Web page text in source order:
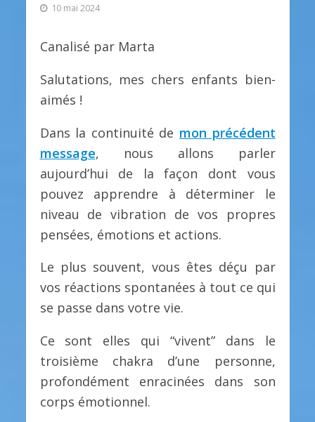
10 mai 2024
Canalisé par Marta
Salutations, mes chers enfants bien-
aimés !
Dans la continuité de mon précédent
message, nous allons parler
aujourd’hui de la façon dont vous
pouvez apprendre à déterminer le
niveau de vibration de vos propres
pensées, émotions et actions.
Le plus souvent, vous êtes déçu par
vos réactions spontanées à tout ce qui
se passe dans votre vie.
Ce sont elles qui “vivent” dans le
troisième chakra d’une personne,
profondément enracinées dans son
corps émotionnel.